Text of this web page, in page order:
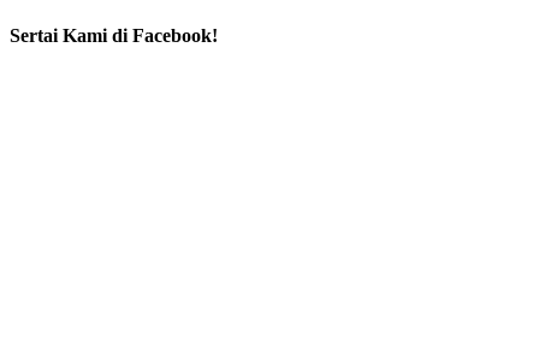
Sertai Kami di Facebook!